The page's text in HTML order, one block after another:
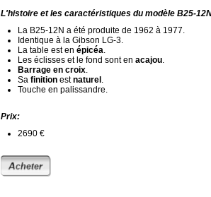
L'histoire et les caractéristiques du modèle B25-
La B25-12N a été produite de 1962 à 1977.
Identique à la Gibson LG-3.
La table est en épicéa.
Les éclisses et le fond sont en acajou.
Barrage en croix.
Sa finition estnaturel .
Touche en palissandre.
Prix:
2690 €